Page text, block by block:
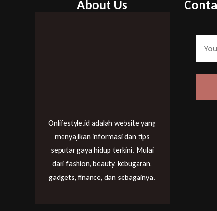
About Us
Onlifestyle.id adalah website yang
menyajikan informasi dan tips
seputar gaya hidup terkini. Mulai
dari fashion, beauty, kebugaran,
gadgets, finance, dan sebagainya.